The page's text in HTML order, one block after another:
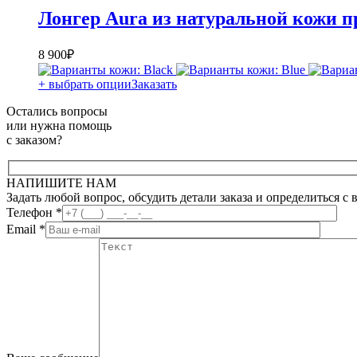
Лонгер Aura из натуральной кожи
8 900₽
+ выбрать опцииЗаказать
Остались вопросы
или нужна помощь
с заказом?
НАПИШИТЕ НАМ
Задать любой вопрос, обсудить детали заказа и определиться с
Телефон *
Email *